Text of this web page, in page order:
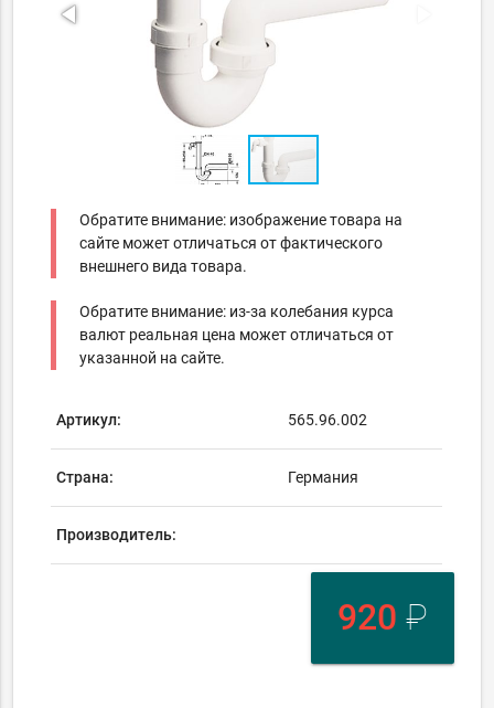
Обратите внимание: изображение товара на
сайте может отличаться от фактического
внешнего вида товара.
Обратите внимание: из-за колебания курса
валют реальная цена может отличаться от
указанной на сайте.
Артикул: 565.96.002
Страна: Германия
Производитель:
920 ₽